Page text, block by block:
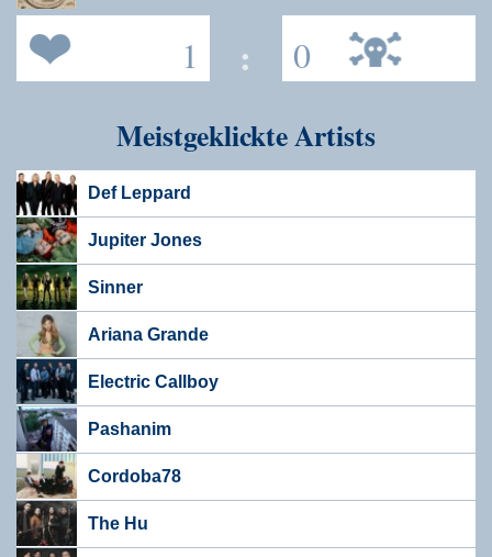
1 : 0
Meistgeklickte Artists
Def Leppard
Jupiter Jones
Sinner
Ariana Grande
Electric Callboy
Pashanim
Cordoba78
The Hu